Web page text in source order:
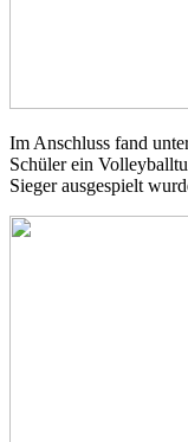
Im Anschluss fand
Schüler ein
Sieger ausgespielt